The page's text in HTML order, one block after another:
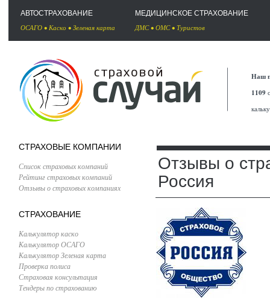
АВТОСТРАХОВАНИЕ
ОСАГО • Каско • Зеленая карта
МЕДИЦИНСКОЕ СТРАХОВАНИЕ
ДМС• ОМС• Туристов
Наш
1109
СТРАХОВЫЕ КОМПАНИИ
Список страховых компаний
Рейтинг страховых компаний
Отзывы о страховых компаниях
СТРАХОВАНИЕ
Калькулятор каско
Калькулятор ОСАГО
Калькулятор Зеленая карта
Проверка полиса
Страховая консультация
Тендеры по страхованию
Отзывы о
Россия